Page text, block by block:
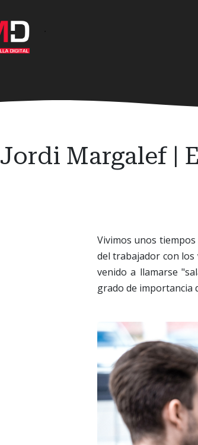
Jordi Margalef |
Vivimos unos
del trabajador con los
venido a llamarse
grado de importancia